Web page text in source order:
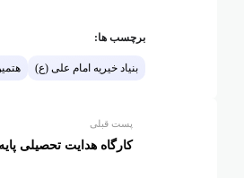
برچسب ها:
بنیاد خیریه امام علی (ع)
پست قبلی
کارگاه هدایت تحصیلی